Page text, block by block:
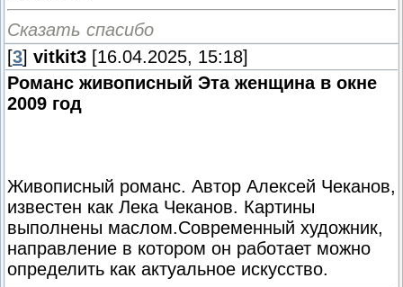
Сказать спасибо
[3] vitkit3 [16.04.2025, 15:18]
Романс живописный Эта женщина в окне
2009 год
Живописный романс. Автор Алексей Чеканов,
известен как Лека Чеканов. Картины
выполнены маслом.Современный художник,
направление в котором он работает можно
определить как актуальное искусство.